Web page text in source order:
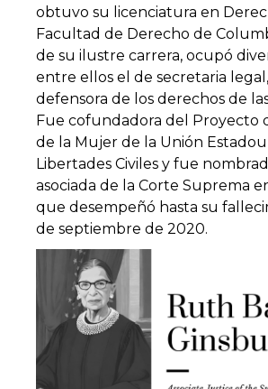
obtuvo su licenciatura en
Facultad de Derecho de
de su ilustre carrera, ocupó
entre ellos el de secretaria
defensora de los derechos de
Fue cofundadora del Proyecto
de la Mujer de la Unión
Libertades Civiles y fue
asociada de la Corte Suprema
que desempeñó hasta su
de septiembre de 2020.